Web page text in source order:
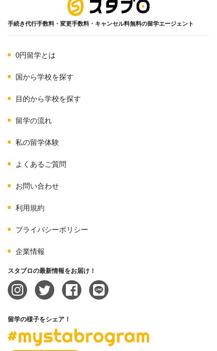
い」という想いのもと設立された語学教育
機関です。現在はドイツを本部として、世
界29都市12カ国に語学学校を構えており、
英語を含む7ヶ国語のレッスンを提供してい
なく、その国の文化や習慣に最大限に接
も複数タイプ揃えています。
手続き代行手数料・変更手数料・キャンセル料無料の留学エージェント
0円留学とは
国から学校を探す
目的から学校を探す
留学の流れ
私の留学体験
よくあるご質問
お問い合わせ
利用規約
プライバシーポリシー
企業情報
スタブロの最新情報をお届け！
留学の様子をシェア！